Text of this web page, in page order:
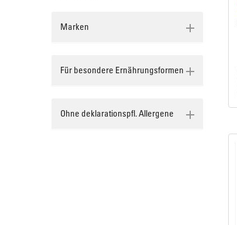
Marken
Für besondere Ernährungsformen
Ohne deklarationspfl. Allergene